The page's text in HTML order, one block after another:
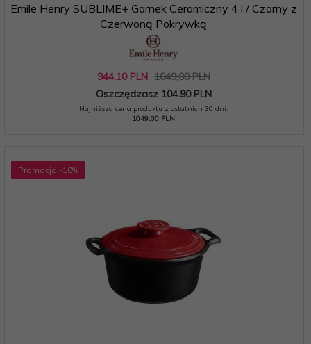
Emile Henry SUBLIME+ Garnek Ceramiczny 4 l / Czarny z
Czerwoną Pokrywką
944,10 PLN 1049,00 PLN
Oszczędzasz 104.90 PLN
Najniższa cena produktu z ostatnich 30 dni:
1049.00 PLN
Promocja -10%